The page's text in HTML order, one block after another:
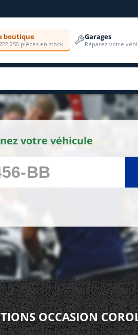
boutique
250 pièces en stock
Garages
Réparez votre
votre véhicule
OCCASION